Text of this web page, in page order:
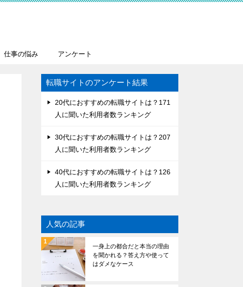
仕事の悩み アンケート
転職サイトのアンケート結果
20代におすすめの転職サイトは？171
人に聞いた利用者数ランキング
30代におすすめの転職サイトは？207
人に聞いた利用者数ランキング
40代におすすめの転職サイトは？126
人に聞いた利用者数ランキング
人気の記事
一身上の都合だと本当の理由
を聞かれる？答え方や使って
はダメなケース